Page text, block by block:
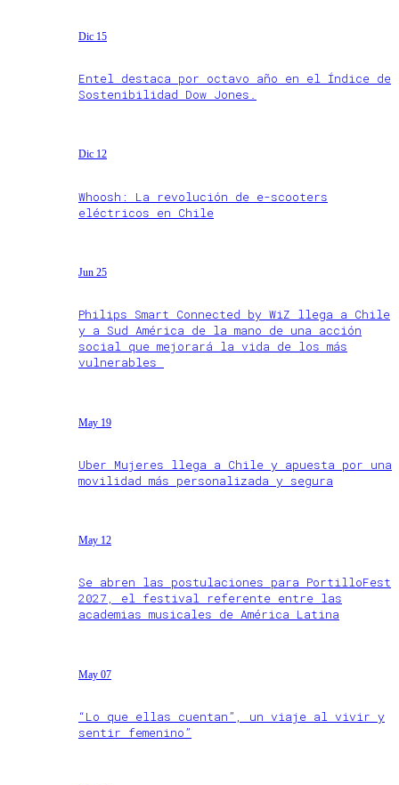
Dic 15
Entel destaca por octavo año en el Índice de
Sostenibilidad Dow Jones.
Dic 12
Whoosh: La revolución de e-scooters
eléctricos en Chile
Jun 25
Philips Smart Connected by WiZ llega a Chile
y a Sud América de la mano de una acción
social que mejorará la vida de los más
vulnerables
May 19
Uber Mujeres llega a Chile y apuesta por una
movilidad más personalizada y segura
May 12
Se abren las postulaciones para PortilloFest
2027, el festival referente entre las
academias musicales de América Latina
May 07
“Lo que ellas cuentan”, un viaje al vivir y
sentir femenino”